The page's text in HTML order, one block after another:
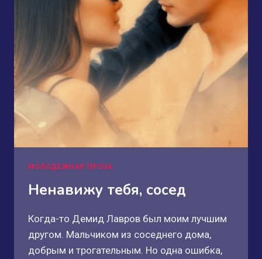
МОЛОДЕЖНАЯ ПРОЗА
Ненавижу тебя, сосед
Когда-то Демид Лавров был моим лучшим
другом. Мальчиком из соседнего дома,
добрым и трогательным. Но одна ошибка,